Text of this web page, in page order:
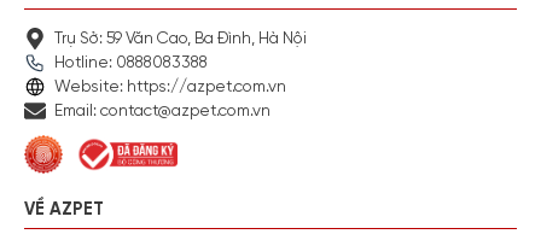
Trụ Sở: 59 Văn Cao, Ba Đình, Hà Nội
Hotline: 0888083388
Website: https://azpet.com.vn
Email: contact@azpet.com.vn
VỀ AZPET